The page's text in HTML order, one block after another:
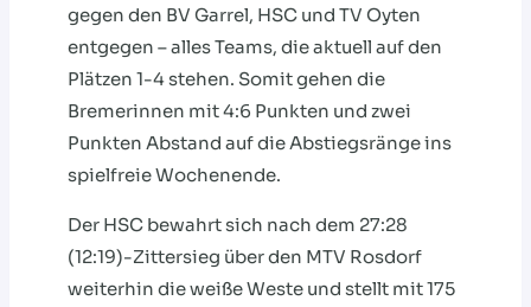
gegen den BV Garrel, HSC und TV Oyten
entgegen – alles Teams, die aktuell auf den
Plätzen 1-4 stehen. Somit gehen die
Bremerinnen mit 4:6 Punkten und zwei
Punkten Abstand auf die Abstiegsränge ins
spielfreie Wochenende.
Der HSC bewahrt sich nach dem 27:28
(12:19)-Zittersieg über den MTV Rosdorf
weiterhin die weiße Weste und stellt mit 175